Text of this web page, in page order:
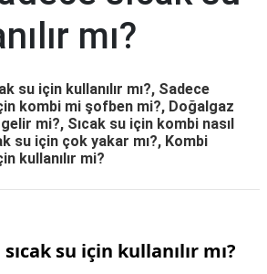
mı?
su için kullanılır mı?, Sadece
kombi mi şofben mi?, Doğalgaz
mi?, Sıcak su için kombi nasıl
su için çok yakar mı?, Kombi
kullanılır mi?
su için kullanılır mı?